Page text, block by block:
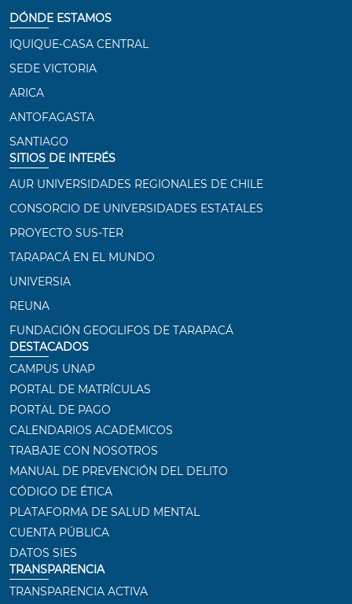
DÓNDE ESTAMOS
IQUIQUE-CASA CENTRAL
SEDE VICTORIA
ARICA
ANTOFAGASTA
SANTIAGO
SITIOS DE INTERÉS
AUR UNIVERSIDADES REGIONALES DE CHILE
CONSORCIO DE UNIVERSIDADES ESTATALES
PROYECTO SUS-TER
TARAPACÁ EN EL MUNDO
UNIVERSIA
REUNA
FUNDACIÓN GEOGLIFOS DE TARAPACÁ
DESTACADOS
CAMPUS UNAP
PORTAL DE MATRÍCULAS
PORTAL DE PAGO
CALENDARIOS ACADÉMICOS
TRABAJE CON NOSOTROS
MANUAL DE PREVENCIÓN DEL DELITO
CÓDIGO DE ÉTICA
PLATAFORMA DE SALUD MENTAL
CUENTA PÚBLICA
DATOS SIES
TRANSPARENCIA
TRANSPARENCIA ACTIVA